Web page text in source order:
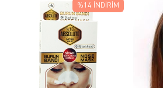
%14 İNDIRIM